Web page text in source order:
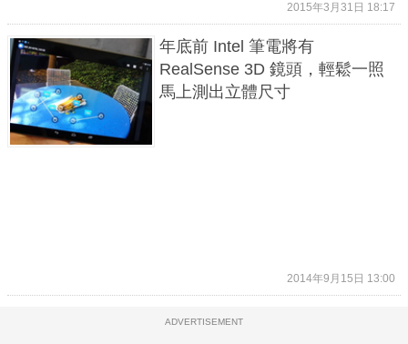
2015年3月31日 18:17
年底前 Intel 筆電將有
RealSense 3D 鏡頭，輕鬆一照
馬上測出立體尺寸
2014年9月15日 13:00
ADVERTISEMENT